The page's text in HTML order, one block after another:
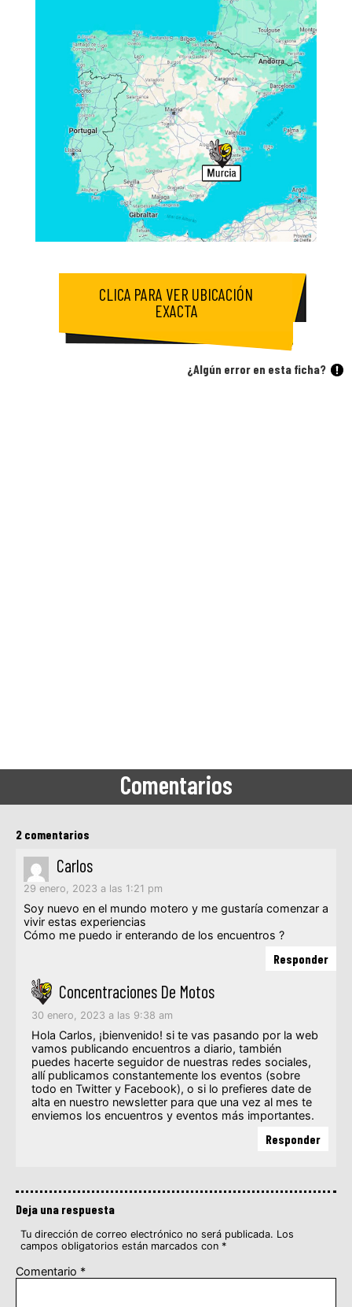
CLICA PARA VER UBICACIÓN
EXACTA
¿Algún error en esta ficha?
Comentarios
2 comentarios
Carlos
29 enero, 2023 a las 1:21 pm
Soy nuevo en el mundo motero y me gustaría comenzar a
vivir estas experiencias
Cómo me puedo ir enterando de los encuentros ?
Responder
Concentraciones De Motos
30 enero, 2023 a las 9:38 am
Hola Carlos, ¡bienvenido! si te vas pasando por la web
vamos publicando encuentros a diario, también
puedes hacerte seguidor de nuestras redes sociales,
allí publicamos constantemente los eventos (sobre
todo en Twitter y Facebook), o si lo prefieres date de
alta en nuestro newsletter para que una vez al mes te
enviemos los encuentros y eventos más importantes.
Responder
Deja una respuesta
Tu dirección de correo electrónico no será publicada. Los
campos obligatorios están marcados con *
Comentario *